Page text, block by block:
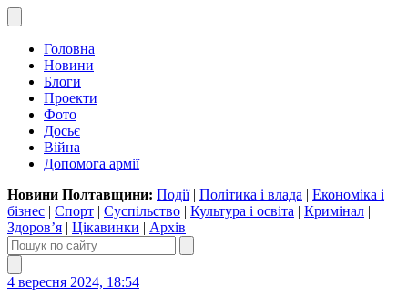
Головна
Новини
Блоги
Проекти
Фото
Досьє
Війна
Допомога армії
Новини Полтавщини: Події| Політика і влада | Економіка і
бізнес | Спорт | Суспільство | Культура і освіта | Кримінал |
Здоров’я | Цікавинки | Архів
4 вересня 2024, 18:54